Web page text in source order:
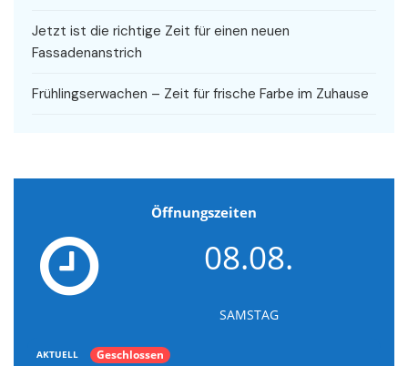
Jetzt ist die richtige Zeit für einen neuen
Fassadenanstrich
Frühlingserwachen – Zeit für frische Farbe im Zuhause
Öffnungszeiten
08.08.
SAMSTAG
AKTUELL
Geschlossen